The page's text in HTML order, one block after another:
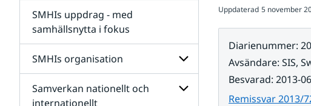
SMHIs uppdrag - med
samhällsnytta i fokus
SMHIs organisation
Undersidor
Samverkan nationellt och
internationellt
för
Regeringsuppdrag
remissvar
Uppdaterad 5 november
Diarienummer:
Avsändare: SIS,
Besvarad: 2013-
Remissvar 2013/